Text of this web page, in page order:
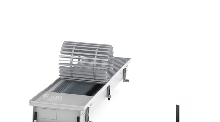
Дизайнерські